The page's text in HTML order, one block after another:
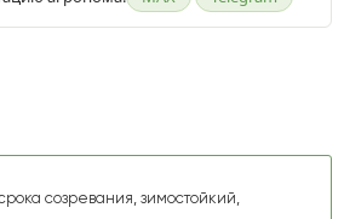
созревания, зимостойкий,